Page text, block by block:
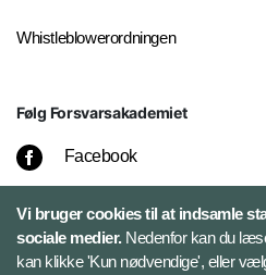
Whistleblowerordningen
Følg Forsvarsakademiet
Facebook
LinkedIn
Twitter
Vi bruger cookies til at indsamle
sociale medier.Nedenfor kan du
kan klikke 'Kun nødvendige', eller